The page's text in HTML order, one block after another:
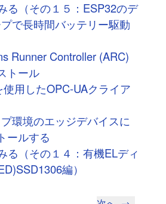
る（その１５：ESP32のデ
で長時間バッテリー駆動
Runner Controller (ARC)
トール
用したOPC-UAクライア
環境のエッジデバイスに
ールする
る（その１４：有機ELディ
編）